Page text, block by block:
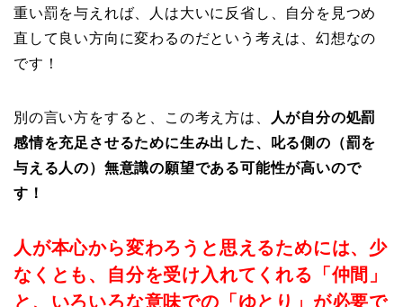
重い罰を与えれば、人は大いに反省し、自分を見つめ
直して良い方向に変わるのだという考えは、幻想なの
です！
別の言い方をすると、この考え方は、
人が自分の処罰
感情を充足させるために生み出した、叱る側の（罰を
与える人の）無意識の願望である可能性が高いので
す！
人が本心から変わろうと思えるためには、少
なくとも、自分を受け入れてくれる「仲間」
と、いろいろな意味での「ゆとり」が必要で